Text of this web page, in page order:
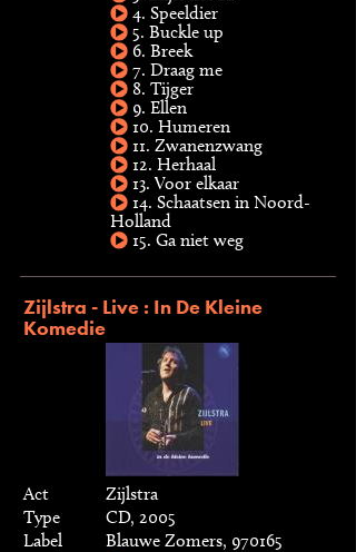
4. Speeldier
5. Buckle up
6. Breek
7. Draag me
8. Tijger
9. Ellen
10. Humeren
11. Zwanenzwang
12. Herhaal
13. Voor elkaar
14. Schaatsen in Noord-
Holland
15. Ga niet weg
Zijlstra - Live : In De Kleine
Komedie
Act
Zijlstra
Type
CD, 2005
Label
Blauwe Zomers, 970165